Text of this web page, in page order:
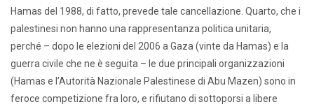
Hamas del 1988, di fatto, prevede tale cancellazione. Quarto, che i
palestinesi non hanno una rappresentanza politica unitaria,
perché – dopo le elezioni del 2006 a Gaza (vinte da Hamas) e la
guerra civile che ne è seguita – le due principali organizzazioni
(Hamas e l’Autorità Nazionale Palestinese di Abu Mazen) sono in
feroce competizione fra loro, e rifiutano di sottoporsi a libere